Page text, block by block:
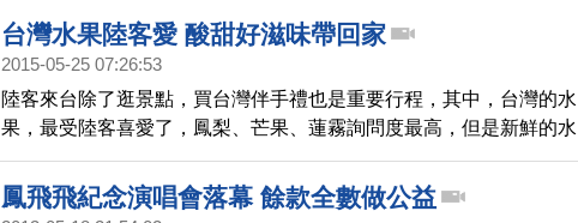
台灣水果陸客愛 酸甜好滋味帶回家
2015-05-25 07:26:53
陸客來台除了逛景點，買台灣伴手禮也是重要行程，其中，台灣的水
果，最受陸客喜愛了，鳳梨、芒果、蓮霧詢問度最高，但是新鮮的水
果，沒有辦法帶回大陸，現在商家研發產品，讓陸客可以輕鬆把台灣
水果的滋味，帶回家。
鳳飛飛紀念演唱會落幕 餘款全數做公益